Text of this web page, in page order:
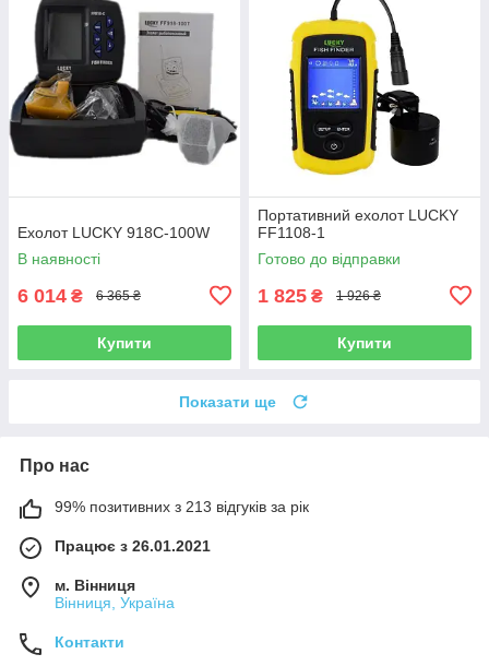
Ехолот LUCKY 918C-100W
В наявності
6 014 ₴ 6 365 ₴
Купити
Портативний ехолот LUCKY
FF1108-1
Готово до відправки
1 825 ₴ 1 926 ₴
Купити
Показати ще
Про нас
99% позитивних з 213 відгуків за рік
Працює з 26.01.2021
м. Вінниця
Вінниця, Україна
Контакти